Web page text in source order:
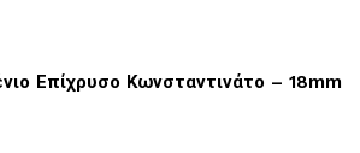
Επίχρυσο Κωνσταντινάτο – 18mm